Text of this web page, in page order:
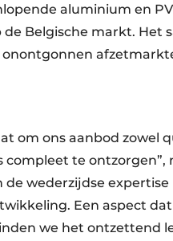
aluminium en
Belgische markt. Het
om ons aanbod zowel
te ontzorgen”,
wederzijdse
Een aspect
we het ontzettend